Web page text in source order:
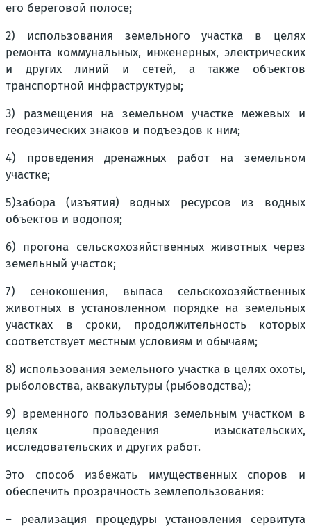
его береговой полосе;
2) использования земельного участка в целях
ремонта коммунальных, инженерных, электрических
и других линий и сетей, а также объектов
транспортной инфраструктуры;
3) размещения на земельном участке межевых и
геодезических знаков и подъездов к ним;
4) проведения дренажных работ на земельном
участке;
5)забора (изъятия) водных ресурсов из водных
объектов и водопоя;
6) прогона сельскохозяйственных животных через
земельный участок;
7) сенокошения, выпаса сельскохозяйственных
животных в установленном порядке на земельных
участках в сроки, продолжительность которых
соответствует местным условиям и обычаям;
8) использования земельного участка в целях охоты,
рыболовства, аквакультуры (рыбоводства);
9) временного пользования земельным участком в
целях проведения изыскательских,
исследовательских и других работ.
Это способ избежать имущественных споров и
обеспечить прозрачность землепользования:
– реализация процедуры установления сервитута